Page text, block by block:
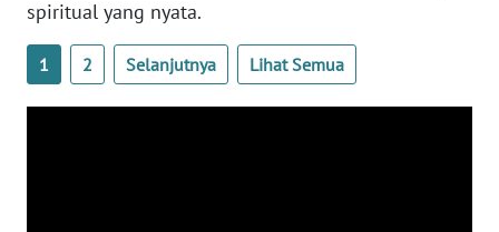
spiritual yang nyata.
1 2 Selanjutnya Lihat Semua
WN
WN
KALBAR